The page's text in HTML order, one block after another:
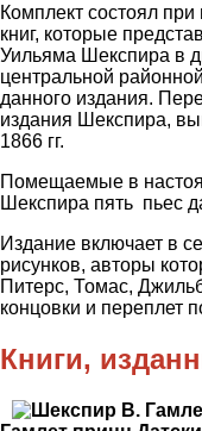
Комплект состоял при
книг, которые
Уильяма Шекспира в
центральной
данного издания.
издания Шекспира,
1866 гг.
Помещаемые в
Шекспира пять пьес
Издание включает в
рисунков, авторы
Питерс, Томас,
концовки и переплет
Книги,